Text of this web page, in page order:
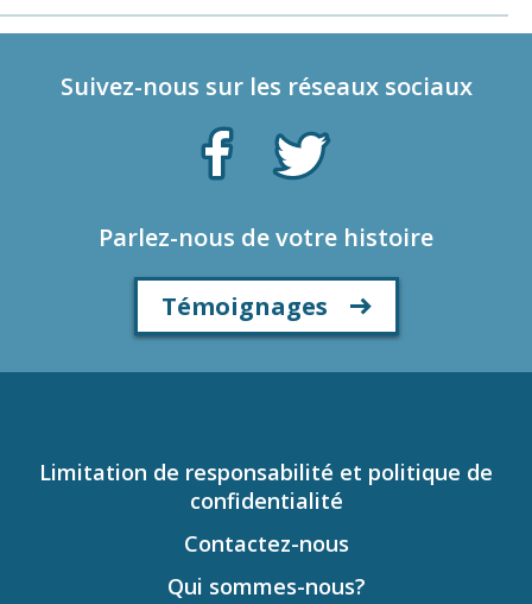
Suivez-nous sur les réseaux sociaux
Parlez-nous de votre histoire
Témoignages
Limitation de responsabilité et politique de
confidentialité
Contactez-nous
Qui sommes-nous?